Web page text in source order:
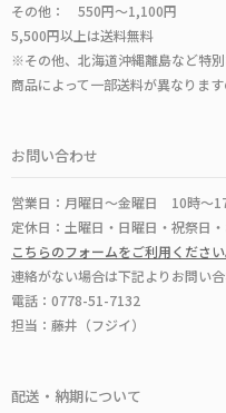
その他： 550円～1,100円
5,500円以上は送料無料
※その他、北海道沖縄離島など特
商品によって一部送料が異なります
お問い合わせ
営業日：月曜日～金曜日 10時～
定休日：土曜日・日曜日・祝祭日
こちらのフォームをご利用ください
連絡がない場合は下記よりお問い
電話：0778-51-7132
担当：藤井（フジイ）
配送・納期について